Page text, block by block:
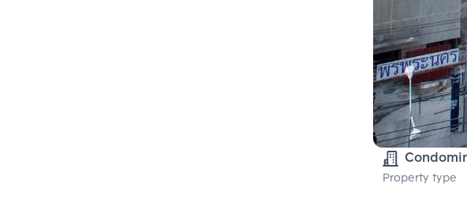
Property type